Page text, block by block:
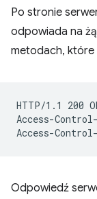
Po stronie
odpowiada na
metodach, które
HTTP/1.1 200
Access-
Odpowiedź